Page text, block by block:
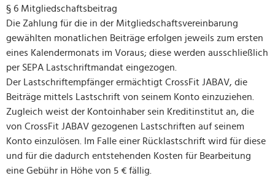
§ 6 Mitgliedschaftsbeitrag
Die Zahlung für die in der Mitgliedschaftsvereinbarung
gewählten monatlichen Beiträge erfolgen jeweils zum ersten
eines Kalendermonats im Voraus; diese werden ausschließlich
per SEPA Lastschriftmandat eingezogen.
Der Lastschriftempfänger ermächtigt CrossFit JABAV, die
Beiträge mittels Lastschrift von seinem Konto einzuziehen.
Zugleich weist der Kontoinhaber sein Kreditinstitut an, die
von CrossFit JABAV gezogenen Lastschriften auf seinem
Konto einzulösen. Im Falle einer Rücklastschrift wird für diese
und für die dadurch entstehenden Kosten für Bearbeitung
eine Gebühr in Höhe von 5 € fällig.